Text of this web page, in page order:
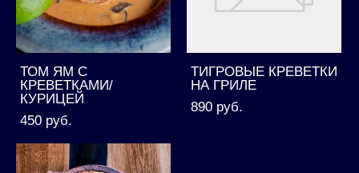
ТОМ ЯМ С
КРЕВЕТКАМИ/
КУРИЦЕЙ
450 pуб.
ТИГРОВЫЕ КРЕВЕТКИ
НА ГРИЛЕ
890 pуб.